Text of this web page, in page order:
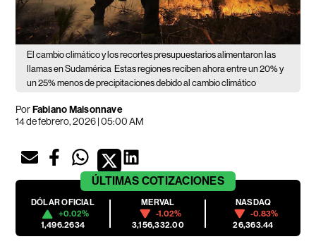
El cambio climático y los recortes presupuestarios alimentaron las
llamas en Sudamérica Estas regiones reciben ahora entre un 20% y
un 25% menos de precipitaciones debido al cambio climático
PorFabiano Maisonnave
14 de febrero, 2026 | 05:00 AM
ÚLTIMAS COTIZACIONES
DÓLAR OFICIAL
+0.02%
1,496.2634
MERVAL
-1.02%
3,156,332.00
NASDAQ
-0.83%
26,363.44